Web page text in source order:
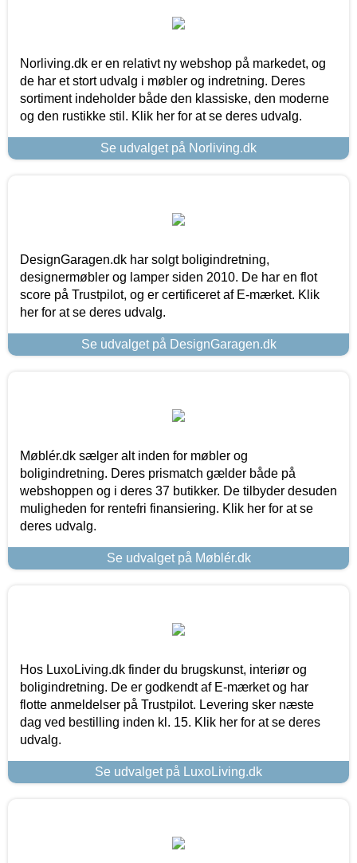
Norliving.dk er en relativt ny webshop på markedet, og
de har et stort udvalg i møbler og indretning. Deres
sortiment indeholder både den klassiske, den moderne
og den rustikke stil. Klik her for at se deres udvalg.
Se udvalget på Norliving.dk
DesignGaragen.dk har solgt boligindretning,
designermøbler og lamper siden 2010. De har en flot
score på Trustpilot, og er certificeret af E-mærket. Klik
her for at se deres udvalg.
Se udvalget på DesignGaragen.dk
Møblér.dk sælger alt inden for møbler og
boligindretning. Deres prismatch gælder både på
webshoppen og i deres 37 butikker. De tilbyder desuden
muligheden for rentefri finansiering. Klik her for at se
deres udvalg.
Se udvalget på Møblér.dk
Hos LuxoLiving.dk finder du brugskunst, interiør og
boligindretning. De er godkendt af E-mærket og har
flotte anmeldelser på Trustpilot. Levering sker næste
dag ved bestilling inden kl. 15. Klik her for at se deres
udvalg.
Se udvalget på LuxoLiving.dk